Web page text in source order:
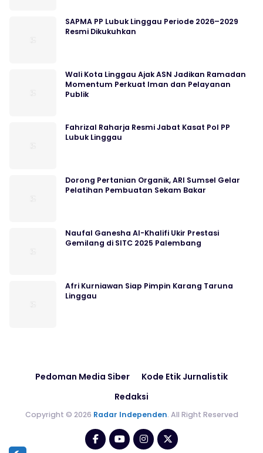
SAPMA PP Lubuk Linggau Periode 2026–2029
Resmi Dikukuhkan
Wali Kota Linggau Ajak ASN Jadikan Ramadan
Momentum Perkuat Iman dan Pelayanan
Publik
Fahrizal Raharja Resmi Jabat Kasat Pol PP
Lubuk Linggau
Dorong Pertanian Organik, ARI Sumsel Gelar
Pelatihan Pembuatan Sekam Bakar
Naufal Ganesha Al-Khalifi Ukir Prestasi
Gemilang di SITC 2025 Palembang
Afri Kurniawan Siap Pimpin Karang Taruna
Linggau
Pedoman Media Siber
Kode Etik Jurnalistik
Redaksi
Copyright © 2026 Radar Independen. All Right Reserved